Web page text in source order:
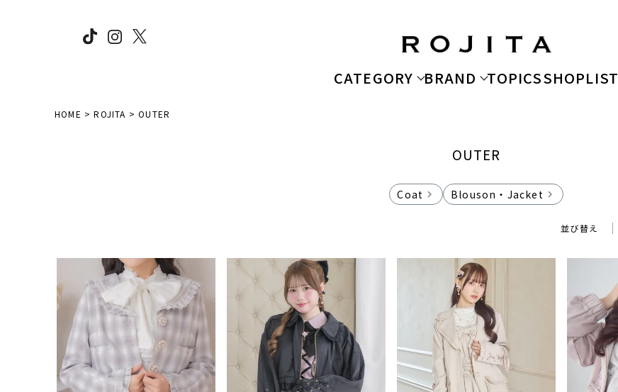
CATEGORY BRAND TOPICSSHOPLIST
HOME ROJITA OUTER
OUTER
Coat Blouson・Jacket
並び替え